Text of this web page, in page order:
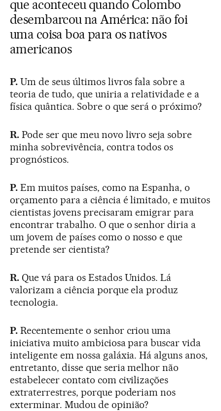
que aconteceu quando Colombo
desembarcou na América: não foi
uma coisa boa para os nativos
americanos
P.Um de seus últimos livros fala sobre a
teoria de tudo, que uniria a relatividade e a
física quântica. Sobre o que será o próximo?
R.Pode ser que meu novo livro seja sobre
minha sobrevivência, contra todos os
prognósticos.
P.Em muitos países, como na Espanha, o
orçamento para a ciência é limitado, e muitos
cientistas jovens precisaram emigrar para
encontrar trabalho. O que o senhor diria a
um jovem de países como o nosso e que
pretende ser cientista?
R.Que vá para os Estados Unidos. Lá
valorizam a ciência porque ela produz
tecnologia.
P.Recentemente o senhor criou uma
iniciativa muito ambiciosa para buscar vida
inteligente em nossa galáxia. Há alguns anos,
entretanto, disse que seria melhor não
estabelecer contato com civilizações
extraterrestres, porque poderiam nos
exterminar. Mudou de opinião?